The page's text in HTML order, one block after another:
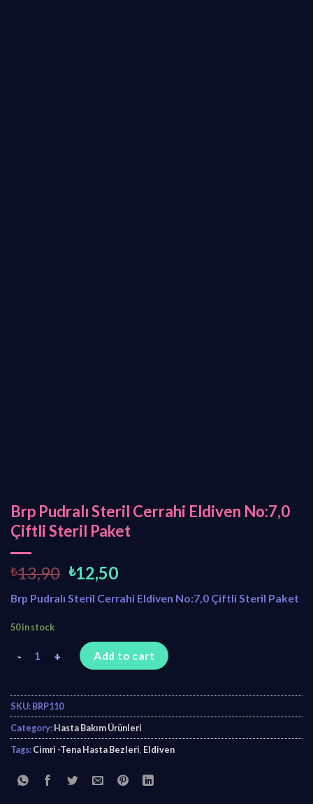
Brp Pudralı Steril Cerrahi Eldiven No:7,0
Çiftli Steril Paket
₺13,90 O
i
p
r
i
c
w
₺12,50C
r
n
t
r
i
c
e
s
Brp Pudralı Steril Cerrahi Eldiven No:7,0 Çiftli Steril Paket
50 in stock
Brp Pudralı Steril Cerrahi Eldiven No:7,0 Çiftli Steril Paket
Add to cart
SKU:BRP110
Category:Hasta Bakım Ürünleri
Tags:Cimri -Tena Hasta Bezleri, Eldiven